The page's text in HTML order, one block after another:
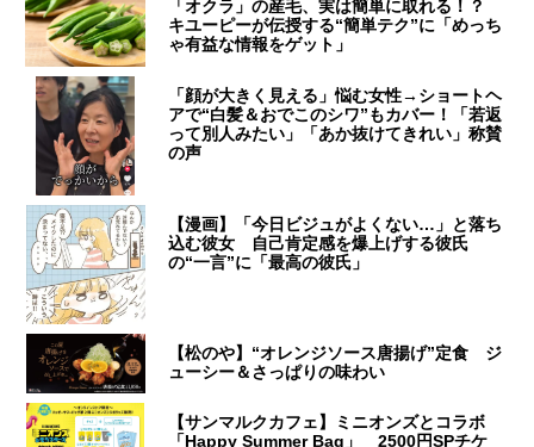
「オクラ」の産毛、実は簡単に取れる！？
キユーピーが伝授する“簡単テク”に「めっち
ゃ有益な情報をゲット」
「顔が大きく見える」悩む女性→ショートヘ
アで“白髪＆おでこのシワ”もカバー！「若返
って別人みたい」「あか抜けてきれい」称賛
の声
【漫画】「今日ビジュがよくない…」と落ち
込む彼女 自己肯定感を爆上げする彼氏
の“一言”に「最高の彼氏」
【松のや】“オレンジソース唐揚げ”定食 ジ
ューシー＆さっぱりの味わい
【サンマルクカフェ】ミニオンズとコラボ
「Happy Summer Bag」 2500円SPチケ